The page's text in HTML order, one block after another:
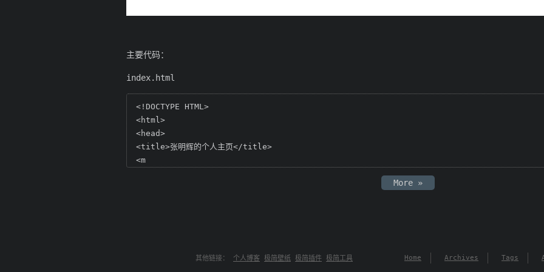
主要代码：
index.html
<!DOCTYPE HTML>
<html>
<head>
<title>张明辉的个人主页</title>
<m
More »
其他链接： 个人博客 极简壁纸 极简插件 极简工具 Home Archives Tags